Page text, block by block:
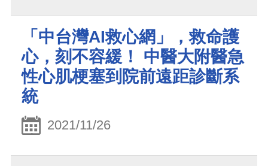
「中台灣AI救心網」，救命護
心，刻不容緩！ 中醫大附醫急
性心肌梗塞到院前遠距診斷系
統
2021/11/26